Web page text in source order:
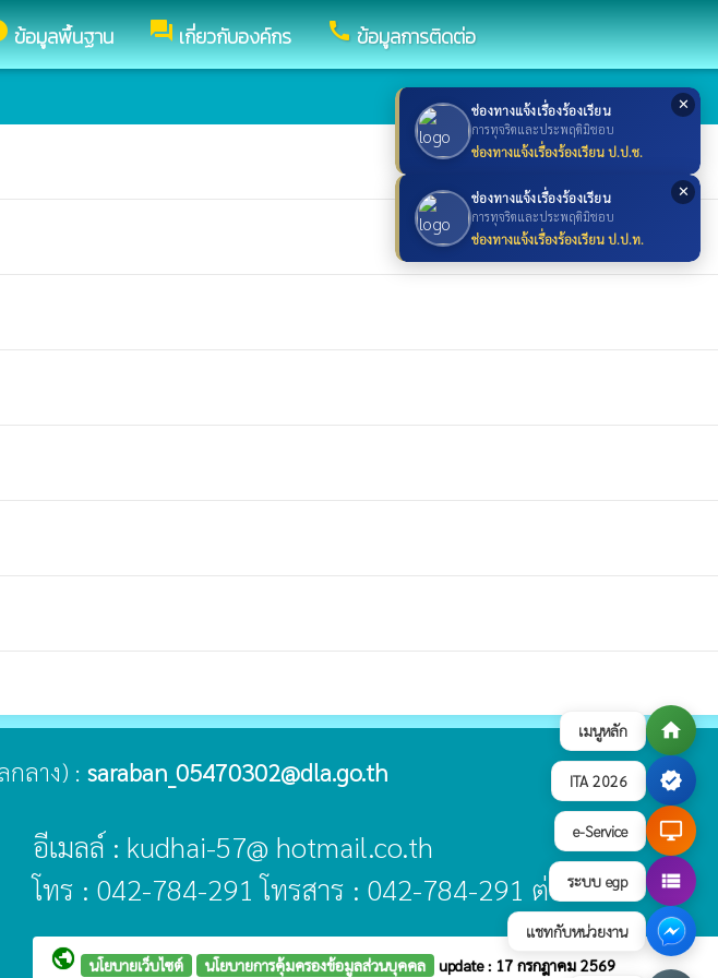
เมนูหลัก home
ITA 2026 verified
e-Service desktop_windows
ระบบ egp view_list
แชทกับหน่วยงาน
✕
ช่องทางแจ้งเรื่องร้องเรียน
การทุจริตและประพฤติมิชอบ
ช่องทางแจ้งเรื่องร้องเรียน ป.ป.ช.
✕
ช่องทางแจ้งเรื่องร้องเรียน
การทุจริตและประพฤติมิชอบ
ช่องทางแจ้งเรื่องร้องเรียน ป.ป.ท.
ข้อมูลพื้นฐาน forumเกี่ยวกับองค์กร callข้อมูลการติดต่อ
ลาง) : saraban_05470302@dla.go.th
อีเมลล์ : kudhai-57@ hotmail.co.th
โทร : 042-784-291 โทรสาร : 042-784-291 ต่อ 19
public นโยบายเว็บไซต์ นโยบายการคุ้มครองข้อมูลส่วนบุคคล update : 17 กรกฎาคม 2569